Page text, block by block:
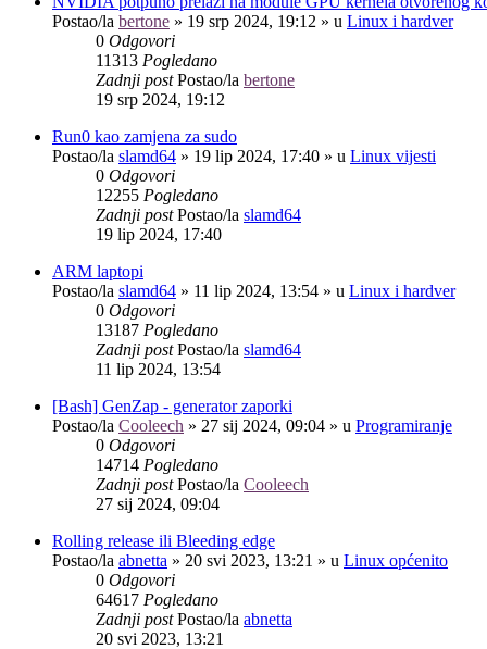
Postao/la bertone » 19 srp 2024, 19:12 » u Linux i hardver
0 Odgovori
11313 Pogledano
Zadnji postPostao/la bertone
19 srp 2024, 19:12
Run0 kao zamjena za sudo
Postao/la slamd64 » 19 lip 2024, 17:40 » u Linux vijesti
0 Odgovori
12255 Pogledano
Zadnji postPostao/la slamd64
19 lip 2024, 17:40
ARM laptopi
Postao/la slamd64 » 11 lip 2024, 13:54 » u Linux i hardver
0 Odgovori
13187 Pogledano
Zadnji postPostao/la slamd64
11 lip 2024, 13:54
[Bash] GenZap - generator zaporki
Postao/la Cooleech » 27 sij 2024, 09:04 » u Programiranje
0 Odgovori
14714 Pogledano
Zadnji postPostao/la Cooleech
27 sij 2024, 09:04
Rolling release ili Bleeding edge
Postao/la abnetta » 20 svi 2023, 13:21 » u Linux općenito
0 Odgovori
64617 Pogledano
Zadnji postPostao/la abnetta
20 svi 2023, 13:21